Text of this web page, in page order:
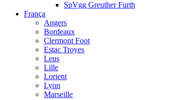
SpVgg Greuther Furth
França
Angers
Bordeaux
Clermont Foot
Estac Troyes
Lens
Lille
Lorient
Lyon
Marseille